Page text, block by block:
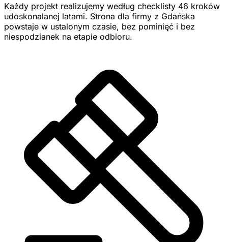
Każdy projekt realizujemy według checklisty 46 kroków
udoskonalanej latami. Strona dla firmy z Gdańska
powstaje w ustalonym czasie, bez pominięć i bez
niespodzianek na etapie odbioru.